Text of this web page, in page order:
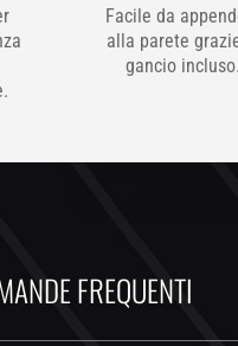
Facile da
alla parete
gancio incluso.
FREQUENTI